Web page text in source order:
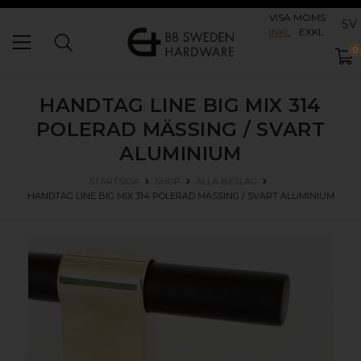
VISA MOMS
INKL
EXKL SV
0
HANDTAG LINE BIG MIX 314
POLERAD MÄSSING / SVART
ALUMINIUM
STARTSIDA SHOP
ALLA BESLAG
HANDTAG LINE BIG MIX 314 POLERAD MÄSSING / SVART ALUMINIUM